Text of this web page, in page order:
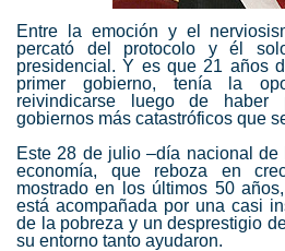
Entre la emoción y el
percató del protocolo y él
presidencial. Y es que 21 años
primer gobierno, tenía la
reivindicarse luego de
gobiernos más catastróficos que
Este 28 de julio –día nacional de
economía, que reboza en
mostrado en los últimos 50
está acompañada por una casi
de la pobreza y un desprestigio
su entorno tanto ayudaron.